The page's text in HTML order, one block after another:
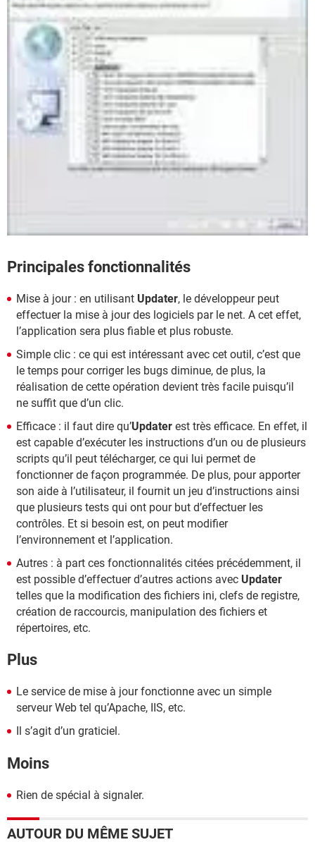
Principales fonctionnalités
Mise à jour : en utilisant Updater, le développeur peut
effectuer la mise à jour des logiciels par le net. A cet effet,
l’application sera plus fiable et plus robuste.
Simple clic : ce qui est intéressant avec cet outil, c’est que
le temps pour corriger les bugs diminue, de plus, la
réalisation de cette opération devient très facile puisqu’il
ne suffit que d’un clic.
Efficace : il faut dire qu’Updater est très efficace. En effet, il
est capable d’exécuter les instructions d’un ou de plusieurs
scripts qu’il peut télécharger, ce qui lui permet de
fonctionner de façon programmée. De plus, pour apporter
son aide à l’utilisateur, il fournit un jeu d’instructions ainsi
que plusieurs tests qui ont pour but d’effectuer les
contrôles. Et si besoin est, on peut modifier
l’environnement et l’application.
Autres : à part ces fonctionnalités citées précédemment, il
est possible d’effectuer d’autres actions avec Updater
telles que la modification des fichiers ini, clefs de registre,
création de raccourcis, manipulation des fichiers et
répertoires, etc.
Plus
Le service de mise à jour fonctionne avec un simple
serveur Web tel qu’Apache, IIS, etc.
Il s’agit d’un graticiel.
Moins
Rien de spécial à signaler.
AUTOUR DU MÊME SUJET